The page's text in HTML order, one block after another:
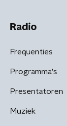
Radio
Frequenties
Programma's
Presentatoren
Muziek